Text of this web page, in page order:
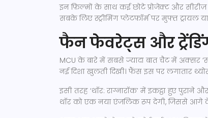
इन फ़िल्मों के साथ कई छोटे प्रोजेक्ट और सीरीज़
सबके लिए स्ट्रीमिंग प्लेटफ़ॉर्म पर मुफ्त ट्रायल
फैन फेवरेट्स और
MCU के बारे में सबसे ज्यादा बात चैट में अक्सर
नई दिशा खुलती दिखी। फैंस इस पर लगातार
इसी तरह ‘थॉर: राग्नारॉक’ में इकट्ठा हुए
थॉर को एक नया एंजलिक रूप देगी, जिससे आगे